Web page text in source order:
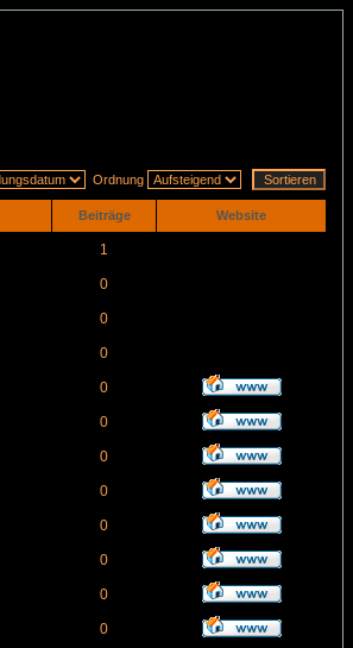
Ordnung
Beiträge Website
1
0
0
0
0
0
0
0
0
0
0
0